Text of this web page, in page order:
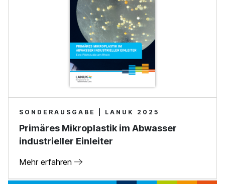
SONDERAUSGABE | LANUK 2025
Primäres Mikroplastik im Abwasser
industrieller Einleiter
Mehr erfahren